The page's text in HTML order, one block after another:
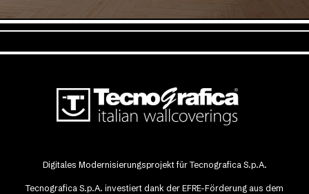
Digitales Modernisierungsprojekt für Tecnografica S.p.A.
Tecnografica S.p.A. investiert dank der EFRE-Förderung aus dem